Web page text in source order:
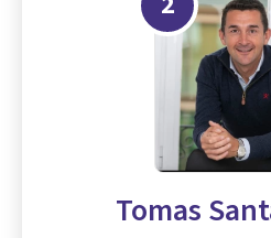
Tomas